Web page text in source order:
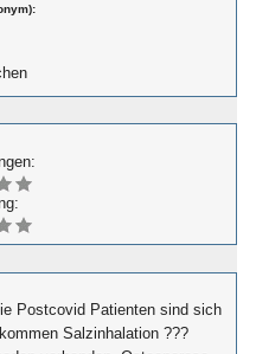
Postcovid Patienten sind sich
Salzinhalation ???